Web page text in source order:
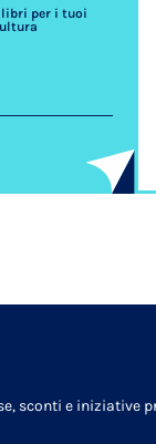
per i tuoi
sconti e iniziative